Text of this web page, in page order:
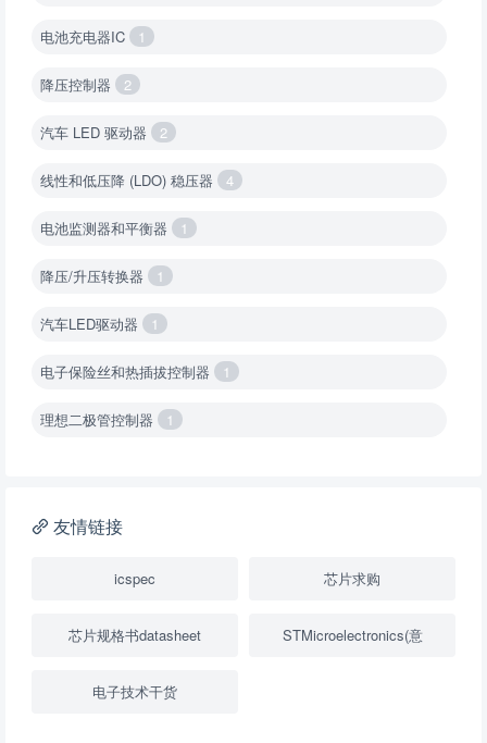
电池充电器IC 1
降压控制器 2
汽车 LED 驱动器 2
线性和低压降 (LDO) 稳压器 4
电池监测器和平衡器 1
降压/升压转换器 1
汽车LED驱动器 1
电子保险丝和热插拔控制器 1
理想二极管控制器 1
降压转换器（继承开关）
USB隔离器 1
友情链接
icspec 芯片求购
芯片规格书datasheet STMicroelectronics(意
电子技术干货